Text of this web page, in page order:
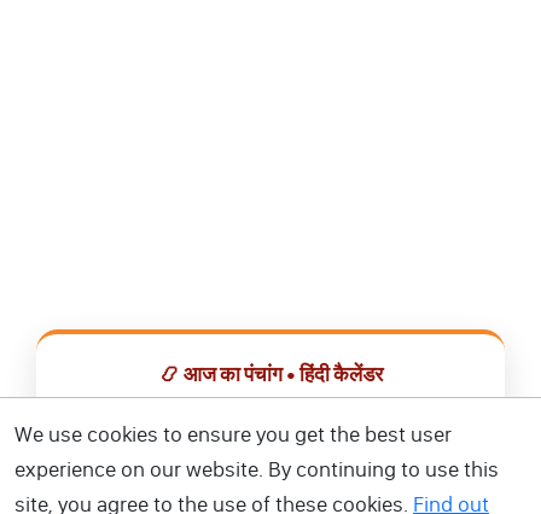
📿 आज का पंचांग • हिंदी कैलेंडर
📅 हिंदी कैलेंडर ऐप डाउनलोड करें
We use cookies to ensure you get the best user
experience on our website. By continuing to use this
site, you agree to the use of these cookies. Find out